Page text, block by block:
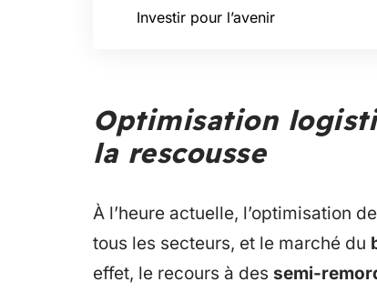
Investir pour l’avenir
Optimisation
la rescousse
À l’heure actuelle, l’optimisation
tous les secteurs, et le marché du
effet, le recours à des semi-